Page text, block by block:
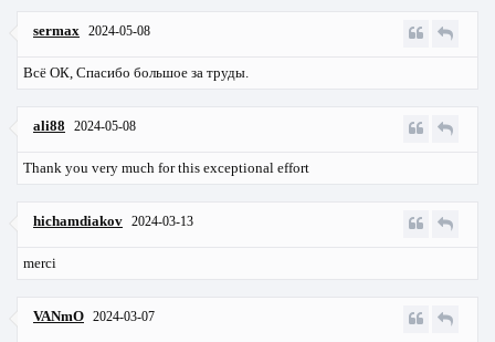
sermax 2024-05-08
Всё ОК, Спасибо большое за труды.
ali88 2024-05-08
Thank you very much for this exceptional effort
hichamdiakov 2024-03-13
merci
VANmO 2024-03-07